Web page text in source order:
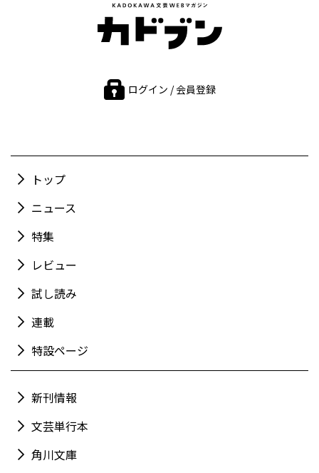
ログイン / 会員登録
トップ
ニュース
特集
レビュー
試し読み
連載
特設ページ
新刊情報
文芸単行本
角川文庫